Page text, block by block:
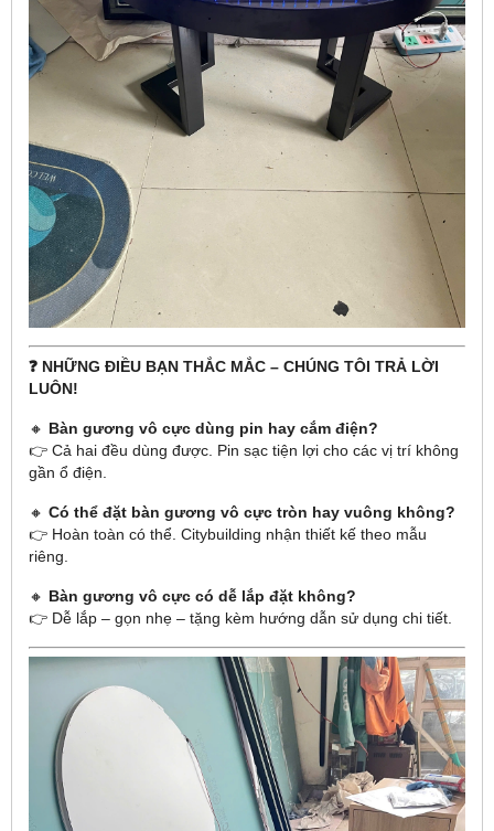
❓ NHỮNG ĐIỀU BẠN THẮC MẮC – CHÚNG TÔI TRẢ LỜI
LUÔN!
🔸 Bàn gương vô cực dùng pin hay cắm điện?
👉 Cả hai đều dùng được. Pin sạc tiện lợi cho các vị trí không
gần ổ điện.
🔸 Có thể đặt bàn gương vô cực tròn hay vuông không?
👉 Hoàn toàn có thể. Citybuilding nhận thiết kế theo mẫu
riêng.
🔸 Bàn gương vô cực có dễ lắp đặt không?
👉 Dễ lắp – gọn nhẹ – tặng kèm hướng dẫn sử dụng chi tiết.